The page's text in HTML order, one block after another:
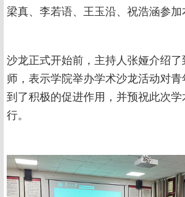
梁真、李若语、王玉沿、祝浩涵参加
沙龙正式开始前，主持人张娅介绍
师，表示学院举办学术沙龙活动对
到了积极的促进作用，并预祝此次
行。